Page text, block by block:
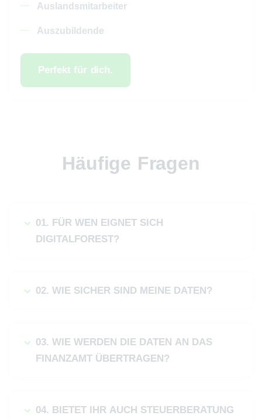
Auslandsmitarbeiter
Auszubildende
Perfekt für dich.
Häufige Fragen
01. FÜR WEN EIGNET SICH
DIGITALFOREST?
02. WIE SICHER SIND MEINE DATEN?
03. WIE WERDEN DIE DATEN AN DAS
FINANZAMT ÜBERTRAGEN?
04. BIETET IHR AUCH STEUERBERATUNG